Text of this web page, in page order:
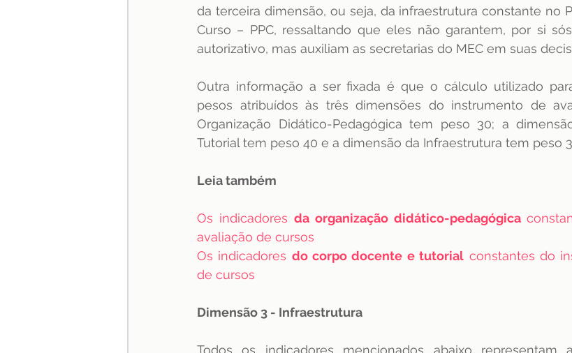
da terceira dimensão, ou seja, da infraestrutura constante no
Curso – PPC, ressaltando que eles não garantem, por si
autorizativo, mas auxiliam as secretarias do MEC em suas
Outra informação a ser fixada é que o cálculo utilizado
pesos atribuídos às três dimensões do instrumento de
Organização Didático-Pedagógica tem peso 30; a
Tutorial tem peso 40 e a dimensão da Infraestrutura tem peso
Leia também
Os indicadores da organização didático-pedagógica
avaliação de cursos
Os indicadores do corpo docente e tutorial constantes do
de cursos
Dimensão 3 - Infraestrutura
Todos os indicadores mencionados abaixo representam